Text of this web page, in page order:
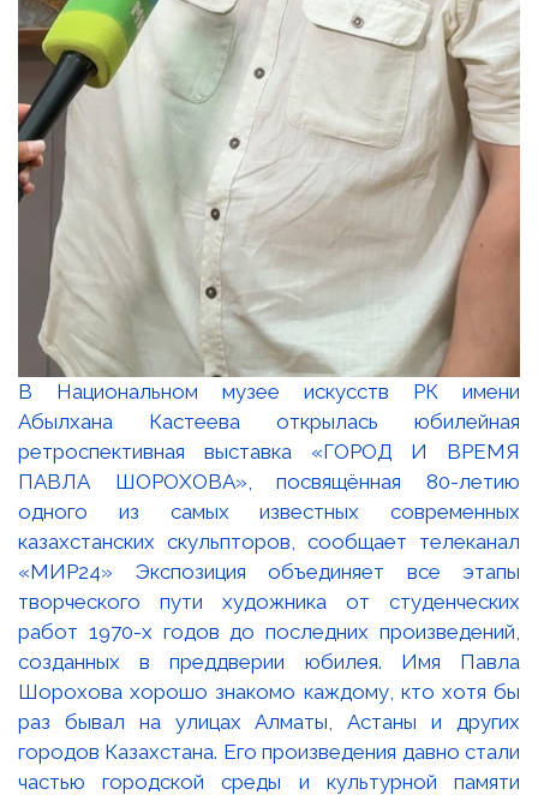
В Национальном музее искусств РК имени
Абылхана Кастеева открылась юбилейная
ретроспективная выставка «ГОРОД И ВРЕМЯ
ПАВЛА ШОРОХОВА», посвящённая 80-летию
одного из самых известных современных
казахстанских скульпторов, сообщает телеканал
«МИР24» Экспозиция объединяет все этапы
творческого пути художника от студенческих
работ 1970-х годов до последних произведений,
созданных в преддверии юбилея. Имя Павла
Шорохова хорошо знакомо каждому, кто хотя бы
раз бывал на улицах Алматы, Астаны и других
городов Казахстана. Его произведения давно стали
частью городской среды и культурной памяти